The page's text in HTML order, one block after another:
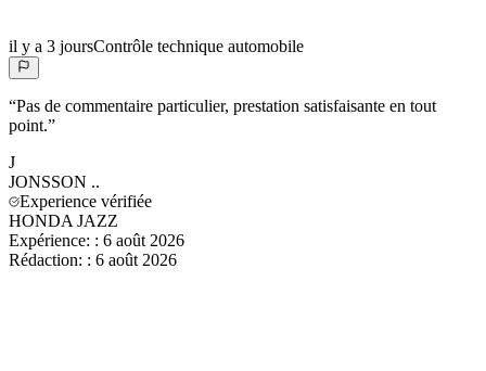
il y a 3 joursContrôle technique automobile
“Pas de commentaire particulier, prestation satisfaisante en tout
point.”
J
JONSSON ..
Experience vérifiée
HONDA JAZZ
Expérience: : 6 août 2026
Rédaction: : 6 août 2026